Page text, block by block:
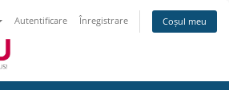
Autentificare Înregistrare Coșul meu